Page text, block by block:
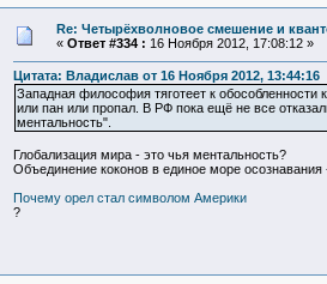
Re: Четырёхволновое смешение и
« Ответ #334 : 16 Ноября 2012, 17:08:12 »
Цитата: Владислав от 16 Ноября 2012, 13:44:16
Западная философия тяготеет к
или пан или пропал. В РФ пока ещё не все
ментальность".
Глобализация мира - это чья ментальность?
Объединение коконов в единое море
Почему орел стал символом Америки
?